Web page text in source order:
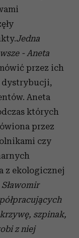
Jedna
- Aneta
przez ich
dystrybucji,
Aneta
których
przez
czy
z ekologicznej
Sławomir
szpinak,
z niej